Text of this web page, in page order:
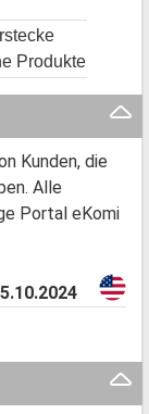
Produkte
Kunden, die
Alle
Portal eKomi